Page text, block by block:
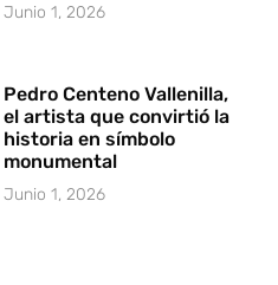
Junio 1, 2026
Pedro Centeno Vallenilla,
el artista que convirtió la
historia en símbolo
monumental
Junio 1, 2026